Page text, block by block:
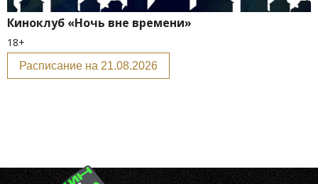
Киноклуб «Ночь вне времени»
18+
Расписание на 21.08.2026